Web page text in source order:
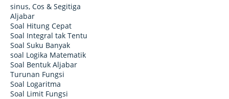
sinus, Cos & Segitiga
Aljabar
Soal Hitung Cepat
Soal Integral tak Tentu
Soal Suku Banyak
soal Logika Matematik
Soal Bentuk Aljabar
Turunan Fungsi
Soal Logaritma
Soal Limit Fungsi